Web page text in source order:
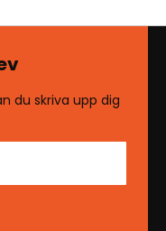
du skriva upp dig